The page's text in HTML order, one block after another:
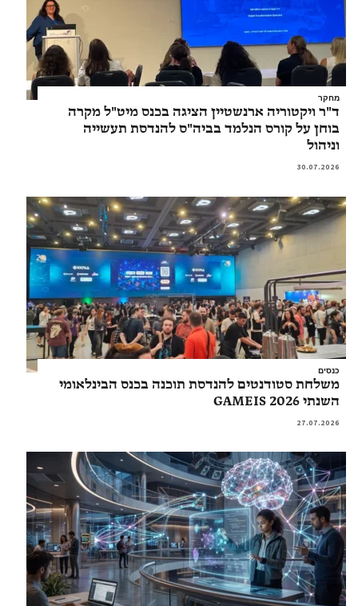
מחקר
ד"ר ויקטוריה ארנשטיין הציגה בכנס מיט"ל מקרה
בוחן על קורס הנלמד בביה"ס להנדסת תעשייה
וניהול
30.07.2026
כנסים
משלחת סטודנטים להנדסת תוכנה בכנס הבינלאומי
השנתי GAMEIS 2026
27.07.2026